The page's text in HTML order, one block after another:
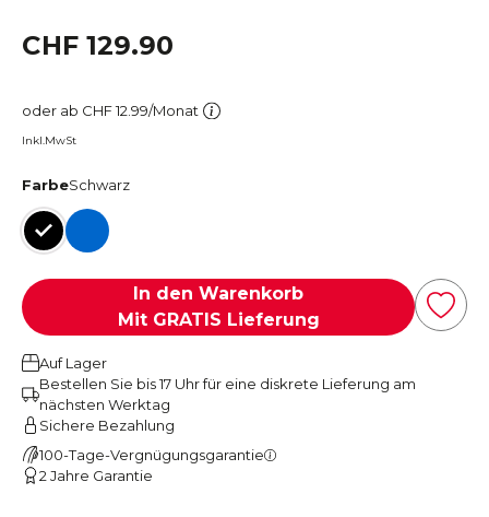
CHF 129.90
oder ab CHF 12.99/Monat
Inkl.MwSt
FarbeSchwarz
Schwarz
In den Warenkorb
Mit GRATIS Lieferung
Auf Lager
Bestellen Sie bis 17 Uhr für eine diskrete Lieferung am
nächsten Werktag
Sichere Bezahlung
100-Tage-Vergnügungsgarantie
2 Jahre Garantie